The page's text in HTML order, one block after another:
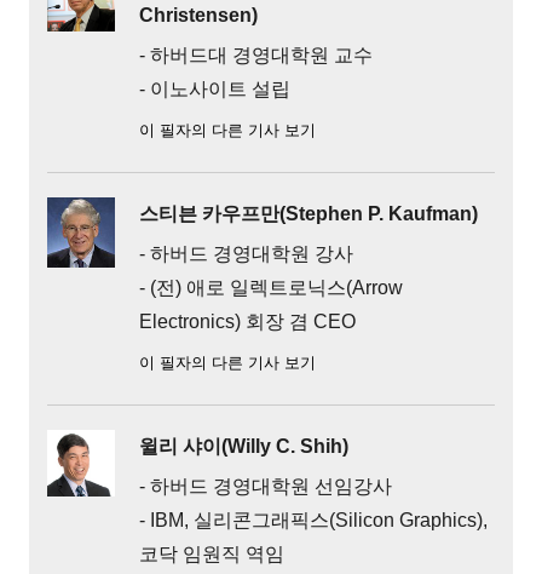
Christensen)
- 하버드대 경영대학원 교수
- 이노사이트 설립
이 필자의 다른 기사 보기
스티븐 카우프만(Stephen P. Kaufman)
- 하버드 경영대학원 강사
- (전) 애로 일렉트로닉스(Arrow
Electronics) 회장 겸 CEO
이 필자의 다른 기사 보기
윌리 샤이(Willy C. Shih)
- 하버드 경영대학원 선임강사
- IBM, 실리콘그래픽스(Silicon Graphics),
코닥 임원직 역임